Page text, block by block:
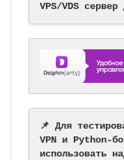
VPS/VDS
📌 Для
VPN и Python-
использовать